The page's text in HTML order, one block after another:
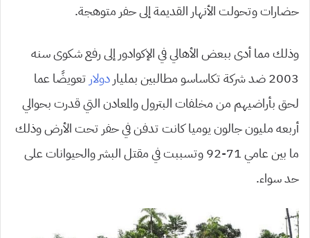
حضارات وتحولت الأنهار القديمة إلى حفر متوهجة.
وذلك مما أدى ببعض الأهالي في الإكوادور إلى رفع شكوى سنه
2003 ضد شركة تكاساسو مطالبين بمليار
دولار تعويضًا عما
لحق بأراضيهم من مخلفات البترول والمعادن التي قدرت بحوالي
أربعه مليون جالون يوميا كانت تدفن في حفر تحت الأرض وذلك
ما بين عامي 71-92 وتسببت في مقتل البشر والحيوانات على
حد سواء.